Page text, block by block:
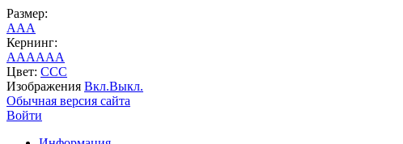
Размер:
AAA
Кернинг:
AAAAAA
Цвет: CCC
Изображения Вкл.Выкл.
Обычная версия сайта
Войти